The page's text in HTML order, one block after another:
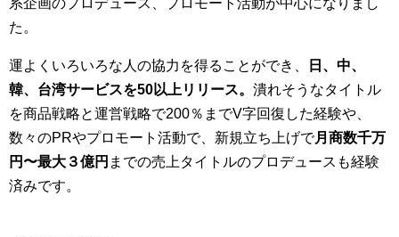
系企画のプロデュース、プロモート活動が中心になりまし
た。
運よくいろいろな人の協力を得ることができ、
日、中、
韓、台湾サービスを50以上リリース。 潰れそうなタイトル
を商品戦略と運営戦略で200％までV字回復した経験や、
数々のPRやプロモート活動で、新規立ち上げで月商数千万
円〜最大３億円 までの売上タイトルのプロデュースも経験
済みです。